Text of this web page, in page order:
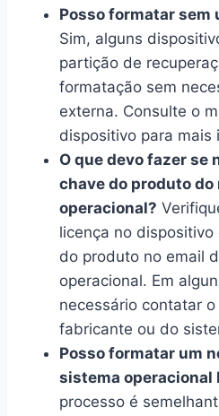
Posso formatar sem
Sim, alguns
partição de
formatação sem
externa. Consulte o
dispositivo para mais
O que devo fazer se
chave do produto do
operacional?
licença no
do produto no email
operacional. Em
necessário contatar
fabricante ou do
Posso formatar um
sistema operacional
processo é